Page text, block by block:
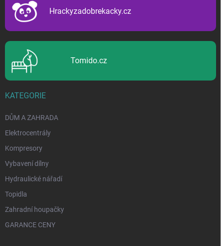
Hrackyzadobrekacky.cz
Tomido.cz
KATEGORIE
DŮM A ZAHRADA
Elektrocentrály
Kompresory
Vybavení dílny
Hydraulické nářadí
Topidla
Zahradní houpačky
GARANCE CENY